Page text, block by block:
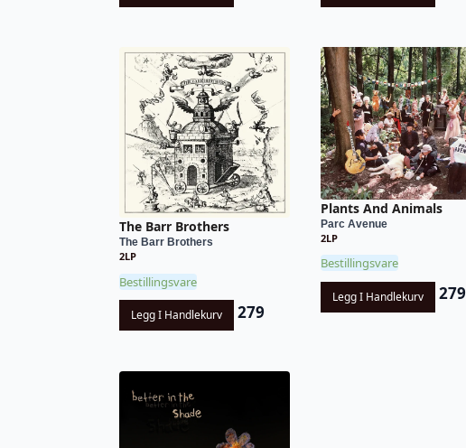
The Barr Brothers
The Barr Brothers
2LP
Bestillingsvare
Legg I Handlekurv 279
Plants And Animals
Parc Avenue
2LP
Bestillingsvare
Legg I Handlekurv 279